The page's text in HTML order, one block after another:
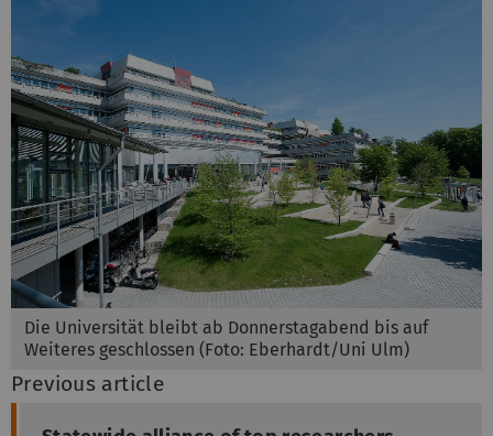
Die Universität bleibt ab Donnerstagabend bis auf
Weiteres geschlossen (Foto: Eberhardt/Uni Ulm)
Previous article